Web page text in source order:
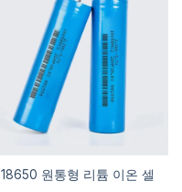
18650 원통형 리튬 이온 셀